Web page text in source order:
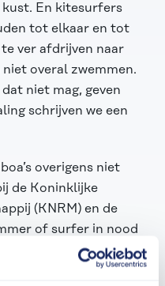
kust. En kitesurfers
tot elkaar en tot
ver afdrijven naar
overal zwemmen.
dat niet mag, geven
schrijven we een
overigens niet
de Koninklijke
(KNRM) en de
of surfer in nood
dat betekent
verdrinken als we